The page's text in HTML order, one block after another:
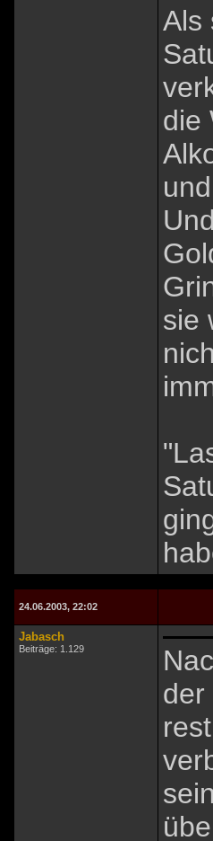
Als
die
sie
24.06.2003, 22:02
Jabasch
Beiträge: 1.129
der